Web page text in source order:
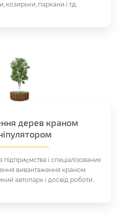
козирьки, паркани і т.д.
дерев краном
і спеціалізованих
вивантаження краном
автопарк і досвід роботи.